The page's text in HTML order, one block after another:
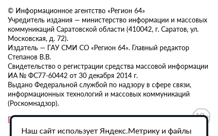
© Информационное агентство «Регион 64»
Учредитель издания — министерство информации и массовых
коммуникаций Саратовской области (410042, г. Саратов, ул.
Московская, д. 72).
Издатель — ГАУ СМИ СО «Регион 64». Главный редактор
Степанов В.В.
Свидетельство о регистрации средства массовой информации
ИА № ФС77-60442 от 30 декабря 2014 г.
Выдано Федеральной службой по надзору в сфере связи,
информационных технологий и массовых коммуникаций
(Роскомнадзор).
Политика в отношении обработки персональных данных
Наш сайт использует Яндекс.Метрику и файлы